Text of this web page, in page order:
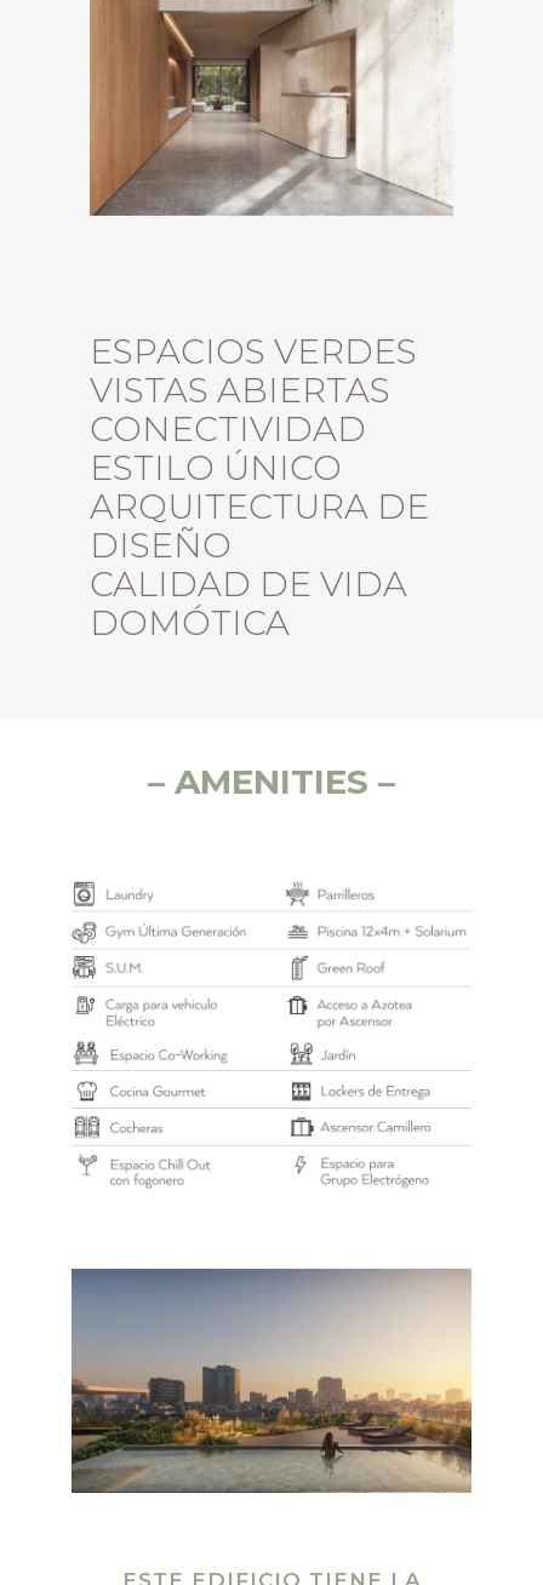
ESPACIOS VERDES
VISTAS ABIERTAS
CONECTIVIDAD
ESTILO ÚNICO
ARQUITECTURA DE
DISEÑO
CALIDAD DE VIDA
DOMÓTICA
– AMENITIES –
ESTE EDIFICIO TIENE LA